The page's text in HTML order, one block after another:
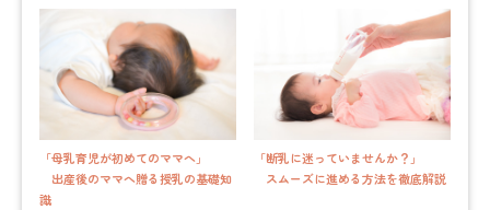
「母乳育児が初めてのママへ」
出産後のママへ贈る授乳の基礎知
識
「断乳に迷っていませんか？」
スムーズに進める方法を徹底解説